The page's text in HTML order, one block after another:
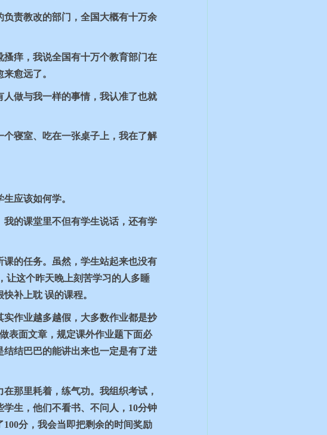
责教改的部门，全国大概有十万余
痒，我说全国有十万个教育部门在
愈远了。
做与我一样的事情，我认准了也就
寝室、吃在一张桌子上，我在了解
应该如何学。
的课堂里不但有学生说话，还有学
的任务。虽然，学生站起来也没有
让这个昨天晚上刻苦学习的人多睡
补上耽 误的课程。
作业越多越假，大多数作业都是抄
表面文章，规定课外作业题下面必
结巴巴的能讲出来也一定是有了进
那里耗着，练气功。我组织考试，
生，他们不看书、不问人， 10分钟
100分，我会当即把剩余的时间奖励